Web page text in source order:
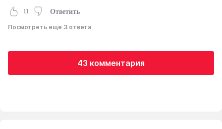
11 Ответить
Посмотреть еще 3 ответа
43 комментария